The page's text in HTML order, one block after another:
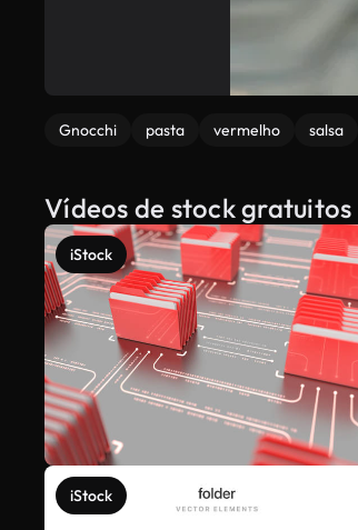
Gnocchi pasta vermelho salsa
Vídeos de stock
iStock
iStock